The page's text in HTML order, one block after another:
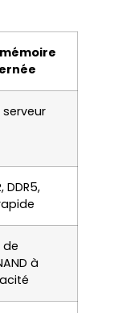
serveur
DDR5,
de
à